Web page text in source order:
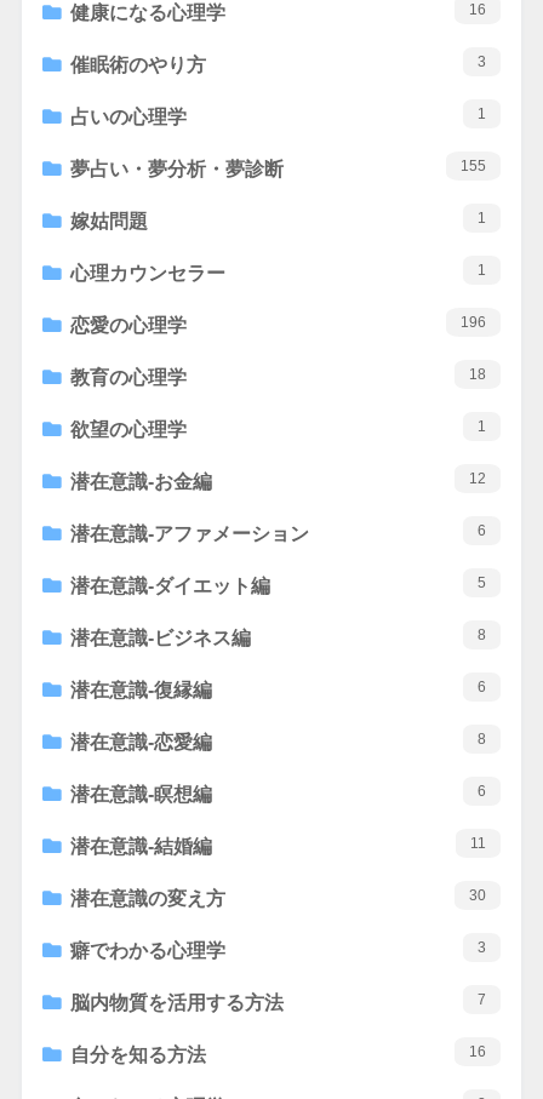
健康になる心理学 16
催眠術のやり方 3
占いの心理学 1
夢占い・夢分析・夢診断 155
嫁姑問題 1
心理カウンセラー 1
恋愛の心理学 196
教育の心理学 18
欲望の心理学 1
潜在意識-お金編 12
潜在意識-アファメーション 6
潜在意識-ダイエット編 5
潜在意識-ビジネス編 8
潜在意識-復縁編 6
潜在意識-恋愛編 8
潜在意識-瞑想編 6
潜在意識-結婚編 11
潜在意識の変え方 30
癖でわかる心理学 3
脳内物質を活用する方法 7
自分を知る方法 16